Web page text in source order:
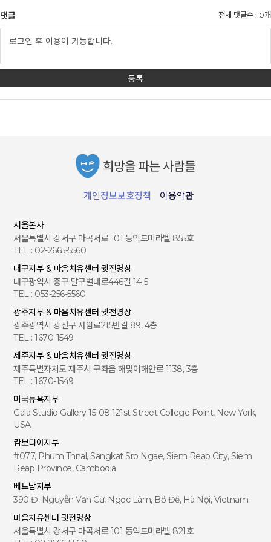
댓글 전체 댓글수 : 0개
개인정보보호정책 이용약관
서울본사
서울특별시 강서구 마곡서로 101 동익드미라벨 855호
TEL : 02-2665-5560
대구지부 & 마음치유센터 귓전명상
대구광역시 중구 달구벌대로446길 14-5
TEL : 053-256-5560
광주지부 & 마음치유센터 귓전명상
광주광역시 광산구 사암로215번길 89, 4층
TEL : 1670-1549
제주지부 & 마음치유센터 귓전명상
제주특별자치도 제주시 구좌읍 해맞이해안로 1138, 3층
TEL : 1670-1549
미국뉴욕지부
Gala Studio Gallery 15-08 121st Street College Point, New York,
USA
캄보디아지부
#077, Phum Thnal, Sangkat Sro Ngae, Siem Reap City, Siem
Reap Province, Cambodia
베트남지부
390 Đ. Nguyễn Văn Cừ, Ngọc Lâm, Bồ Đề, Hà Nội, Vietnam
마음치유센터 귓전명상
서울특별시 강서구 마곡서로 101 동익드미라벨 821호